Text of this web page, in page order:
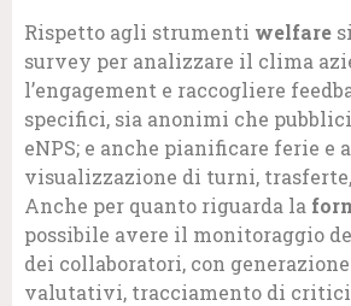
Rispetto agli strumenti welfare
survey per analizzare il clima
l’engagement e raccogliere
specifici, sia anonimi che
eNPS; e anche pianificare ferie e
visualizzazione di turni, trasferte,
Anche per quanto riguarda la
possibile avere il monitoraggio
dei collaboratori, con
valutativi, tracciamento di